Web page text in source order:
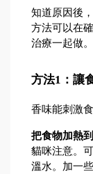
知道原因後
方法可以在
治療一起做。
方法1：讓
香味能刺激食
把食物加熱
貓咪注意。
溫水。加一些